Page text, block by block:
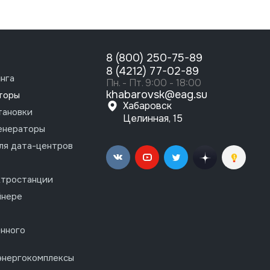
дата-центров
8 (800) 250-75-89
8 (4212) 77-02-89
Пн. - Пт. 9:00 - 18:00
khabarovsk@eag.su
Хабаровск
Целинная, 15